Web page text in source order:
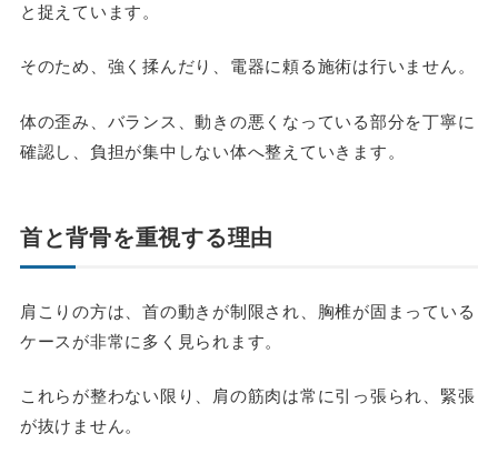
と捉えています。
そのため、強く揉んだり、電器に頼る施術は行いません。
体の歪み、バランス、動きの悪くなっている部分を丁寧に
確認し、負担が集中しない体へ整えていきます。
首と背骨を重視する理由
肩こりの方は、首の動きが制限され、胸椎が固まっている
ケースが非常に多く見られます。
これらが整わない限り、肩の筋肉は常に引っ張られ、緊張
が抜けません。